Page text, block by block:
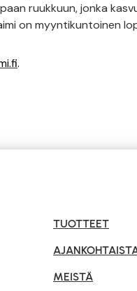
ruukkuun, jonka
on myyntikuntoinen
.
TUOTTEET
MEISTÄ